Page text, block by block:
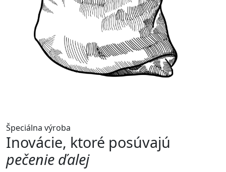
Špeciálna výroba
Inovácie, ktoré posúvajú
pečenie ďalej